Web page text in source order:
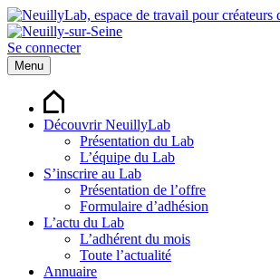
Se connecter
Menu
Découvrir NeuillyLab
Présentation du Lab
L’équipe du Lab
S’inscrire au Lab
Présentation de l’offre
Formulaire d’adhésion
L’actu du Lab
L’adhérent du mois
Toute l’actualité
Annuaire